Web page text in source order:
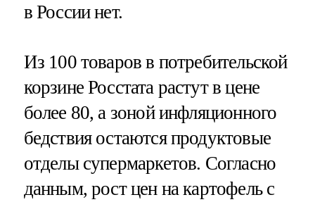
в России нет.
Из 100 товаров в потребительской
корзине Росстата растут в цене
более 80, а зоной инфляционного
бедствия остаются продуктовые
отделы супермаркетов. Согласно
данным, рост цен на картофель с